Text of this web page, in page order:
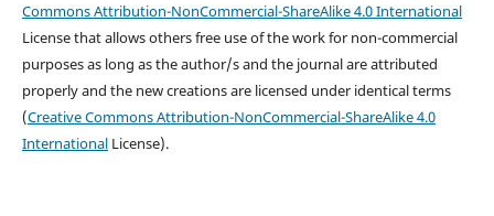
Commons Attribution-NonCommercial-ShareAlike 4.0 International
License that allows others free use of the work for non-commercial
purposes as long as the author/s and the journal are attributed
properly and the new creations are licensed under identical terms
(Creative Commons Attribution-NonCommercial-ShareAlike 4.0
InternationalLicense).